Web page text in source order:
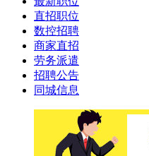
直招职位
数控招聘
商家直招
劳务派遣
招聘公告
同城信息